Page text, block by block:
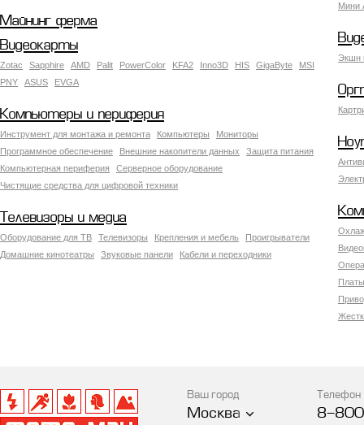
Мини
Майнинг ферма
Экшн
Видеокарты
Zotac Sapphire AMD Palit PowerColor KFA2 Inno3D HIS GigaByte
MSI
PNY
ASUS EVGA
Компьютеры и периферия
Инструмент для монтажа и ремонта Компьютеры
Мониторы
Программное обеспечение
Внешние накопители данных
Защита питания
Компьютерная периферия
Серверное оборудование
Чистящие средства для цифровой техники
Телевизоры и медиа
Оборудование для ТВ Телевизоры Крепления и мебель
Проигрыватели
Домашние кинотеатры
Звуковые панели Кабели и переходники
Ваш город
Москва
Телефон
8-